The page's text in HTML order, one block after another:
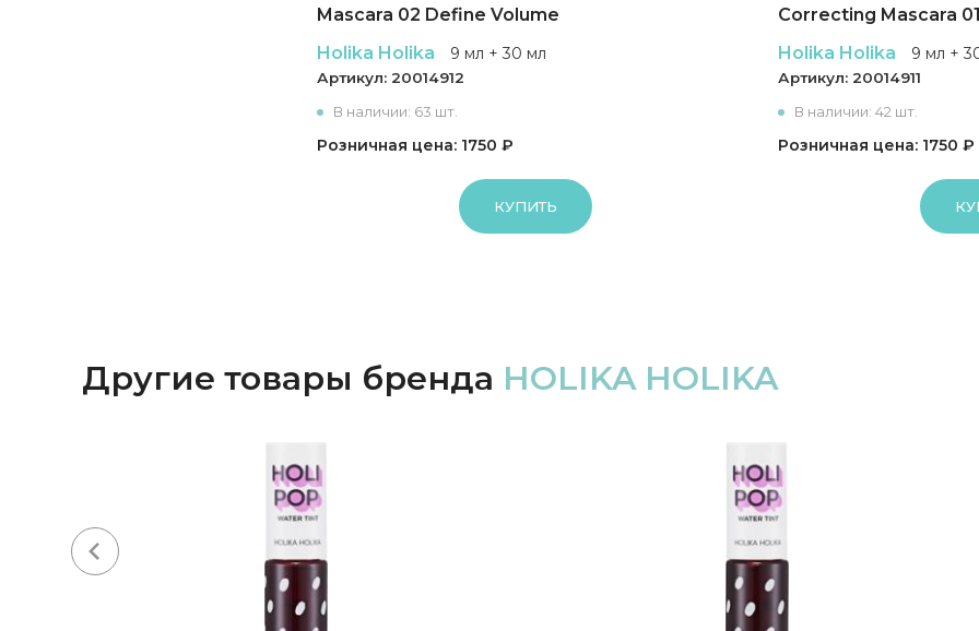
Mascara 02 Define Volume
Holika Holika
9 мл + 30 мл
Артикул: 20014912
В наличии: 63 шт.
Розничная цена: 1750 ₽
КУПИТЬ
Correcting Mascara
Holika Holika
9 мл +
Артикул: 20014911
В наличии: 42 шт.
Розничная цена: 1750 ₽
Другие товары бренда HOLIKA HOLIKA